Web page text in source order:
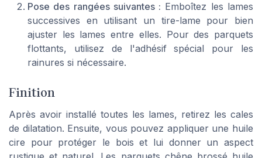
Pose des rangées suivantes : Emboîtez les lames
successives en utilisant un tire-lame pour bien
ajuster les lames entre elles. Pour des parquets
flottants, utilisez de l'adhésif spécial pour les
rainures si nécessaire.
Finition
Après avoir installé toutes les lames, retirez les cales
de dilatation. Ensuite, vous pouvez appliquer une huile
cire pour protéger le bois et lui donner un aspect